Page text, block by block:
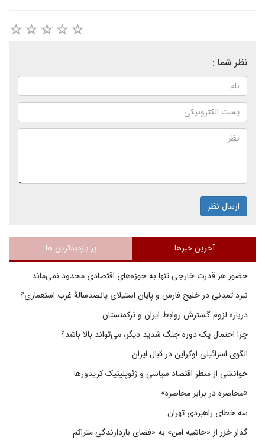
نظر شما :
ارسال نظر
آخرین خبرها پر بازدیدترین ها
حضور هر قدرت خارجی تنها به حوزه‌های اقتصادی محدود نمی‌ماند
نبرد تمدنی در خلیج فارس و پایان استیلای پانصدسالۀ غرب استعماری؟
درباره لزوم گسترش روابط ایران و ترکمنستان
چرا احتمال یک دوره جنگ شدید دیگر، می‌تواند بالا باشد؟
الگوی اسرائیلی اوکراین در قبال ایران
خوانشی از منظر اقتصاد سیاسی و ژئوپلیتیک کریدورها
«محاصره در برابر محاصره»
سه خطای راهبردی تهران
گذار خزر از «حاشیه امن» به «فضای بازدارندگی متراکم